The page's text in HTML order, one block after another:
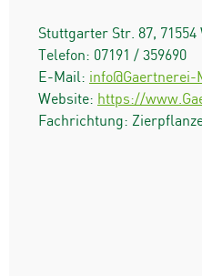
Stuttgarter Str. 87, 71554
Telefon: 07191 / 359690
E-Mail: info@Gaertnerei-
Website: https://
Fachrichtung: